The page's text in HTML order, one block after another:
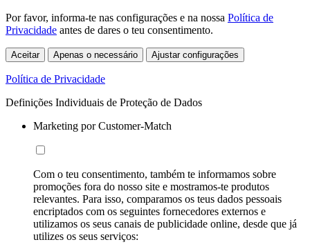
Por favor, informa-te nas configurações e na nossa Política de
Privacidade antes de dares o teu consentimento.
Aceitar Apenas o necessário Ajustar configurações
Política de Privacidade
Definições Individuais de Proteção de Dados
Marketing por Customer-Match
Com o teu consentimento, também te informamos sobre
promoções fora do nosso site e mostramos-te produtos
relevantes. Para isso, comparamos os teus dados pessoais
encriptados com os seguintes fornecedores externos e
utilizamos os seus canais de publicidade online, desde que já
utilizes os seus serviços: